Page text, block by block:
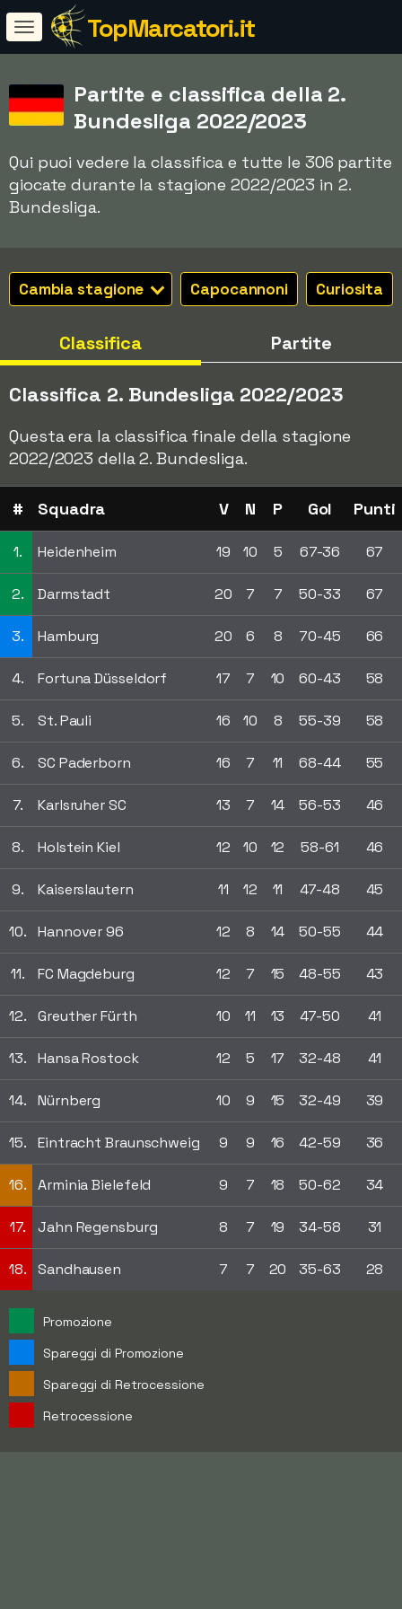
TopMarcatori.it
Partite e classifica della 2.
Bundesliga 2022/2023
Qui puoi vedere la classifica e tutte le 306 partite
giocate durante la stagione 2022/2023 in 2.
Bundesliga.
Cambia stagione Capocannoni Curiosita
Classifica Partite
Classifica 2. Bundesliga 2022/2023
Questa era la classifica finale della stagione
2022/2023 della 2. Bundesliga.
# Squadra V N P Gol Punti
1. Heidenheim 19 10 5 67-36 67
2. Darmstadt 20 7 7 50-33 67
3. Hamburg 20 6 8 70-45 66
4. Fortuna Düsseldorf 17 7 10 60-43 58
5. St. Pauli 16 10 8 55-39 58
6. SC Paderborn 16 7 11 68-44 55
7. Karlsruher SC 13 7 14 56-53 46
8. Holstein Kiel 12 10 12 58-61 46
9. Kaiserslautern 11 12 11 47-48 45
10. Hannover 96 12 8 14 50-55 44
11. FC Magdeburg 12 7 15 48-55 43
12. Greuther Fürth 10 11 13 47-50 41
13. Hansa Rostock 12 5 17 32-48 41
14. Nürnberg 10 9 15 32-49 39
15. Eintracht Braunschweig 9 9 16 42-59 36
16. Arminia Bielefeld 9 7 18 50-62 34
17. Jahn Regensburg 8 7 19 34-58 31
18. Sandhausen 7 7 20 35-63 28
Promozione
Spareggi di Promozione
Spareggi di Retrocessione
Retrocessione